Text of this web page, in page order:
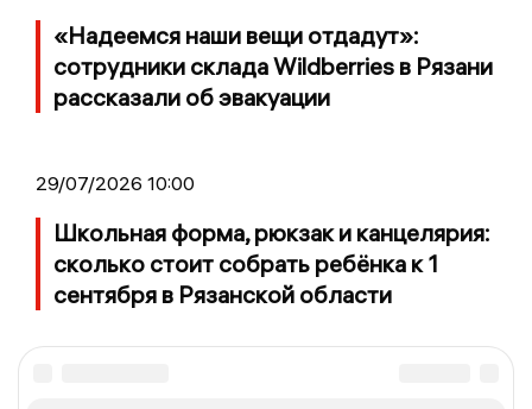
«Надеемся наши вещи отдадут»:
сотрудники склада Wildberries в Рязани
рассказали об эвакуации
29/07/2026 10:00
Школьная форма, рюкзак и канцелярия:
сколько стоит собрать ребёнка к 1
сентября в Рязанской области